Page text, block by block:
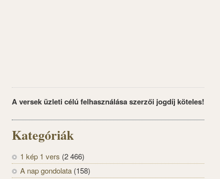
A versek üzleti célú felhasználása szerzői jogdíj köteles!
Kategóriák
1 kép 1 vers (2 466)
A nap gondolata (158)